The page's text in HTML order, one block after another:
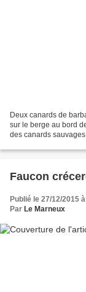
Deux canards de
sur le berge au bord
des canards
Faucon
Publié le 27/12/2015
Par Le Marneux